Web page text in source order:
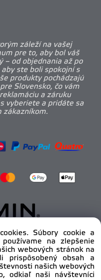
záleží na vašej
pre to, aby bol váš
– od objednania až po
ste boli spokojní s
produkty pochádzajú
Slovensko, čo vám
a záruku
vyberiete a pridáte sa
zákazníkom.
body.sk, All rights
s.r.o.
Súbory cookie a
na zlepšenie
webových stránok na
prispôsobený obsah a
našich webových
odkiaľ naši návštevníci